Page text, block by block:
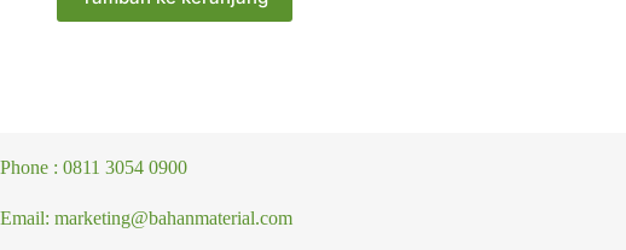
Phone : 0811 3054 0900
Email: marketing@bahanmaterial.com